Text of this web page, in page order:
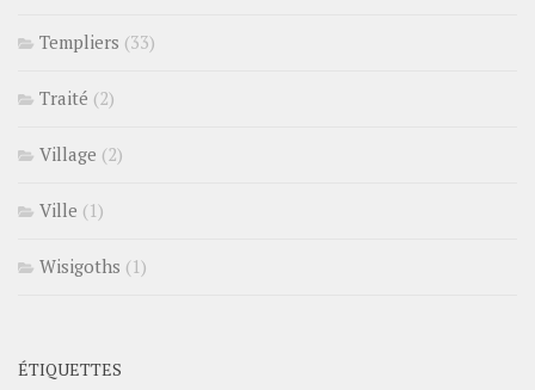
Templiers (33)
Traité (2)
Village (2)
Ville (1)
Wisigoths (1)
ÉTIQUETTES